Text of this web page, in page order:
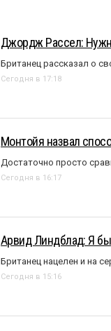
Джордж Рассел:
Британец рассказал о
Сегодня в 17:18
Монтойя назвал
Достаточно просто
Сегодня в 16:17
Арвид Линдблад: Я бы
Британец нацелен и на
Сегодня в 15:16